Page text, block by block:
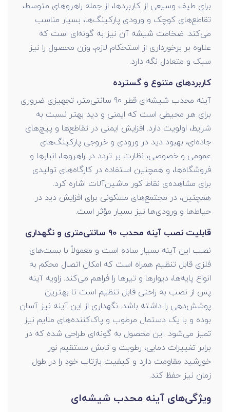
برای طیف وسیعی از کاربردها، از جمله راهروهای متوسط،
تقاطع‌های کوچک و ورودی پارکینگ‌ها، بسیار مناسب
می‌کند. ضخامت شیشه آن نیز به گونه‌ای است که
علاوه بر برخورداری از استحکام لازم، وزن محصول را نیز
سبک و متعادل نگه دارد.
کاربردهای متنوع و گسترده
آینه محدب شیشه‌ای قطر 90 سانتی‌متر، تجهیزی ضروری
برای هر محیطی است که ایمنی و دید بهتر نسبت به
شرایط، اولویت دارد. افزایش ایمنی در تقاطع‌ها و پیچ‌های
جاده‌ای، بهبود دید در ورودی و خروجی پارکینگ‌های
عمومی و خصوصی، نظارت بر تردد در راهروها، انبارها و
فروشگاه‌ها، و همچنین استفاده در کارگاه‌های تولیدی
برای مشاهده‌ی نقاط کور ماشین‌آلات اشاره کرد.
همچنین، در مجتمع‌های مسکونی برای افزایش دید در
حیاط‌ها و ورودی‌ها نیز بسیار مؤثر است.
قابلیت نصب آینه محدب 90 سانتی‌متری و نگهداری
نصب این آینه بسیار ساده است و معمولاً با بست‌های
فلزی قابل تنظیم همراه است که امکان اتصال محکم به
انواع پایه‌ها، دیوارها و تیرها را فراهم می‌کند. زاویه آینه
پس از نصب به راحتی قابل تنظیم است تا بهترین
پوشش‌دهی را داشته باشد. نگهداری از این آینه نیز آسان
بوده و با یک دستمال مرطوب و پاک‌کننده‌های ملایم نیز
تمیز می‌شود. این محصول به گونه‌ای طراحی شده که در
برابر تغییرات دمایی، رطوبت و تابش مستقیم نور
خورشید مقاومت دارد و کیفیت بازتاب خود را در طول
زمان نیز حفظ کند.
ویژگی‌های آینه محدب شیشه‌ای